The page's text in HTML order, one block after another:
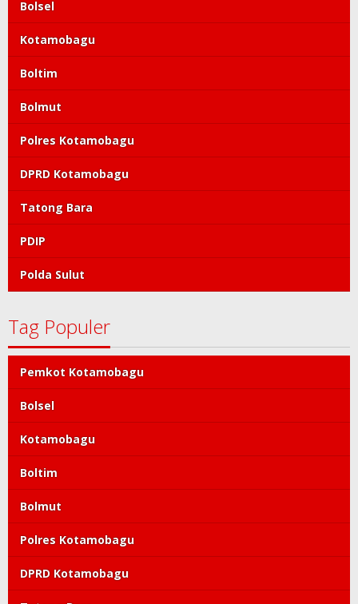
Bolsel
Kotamobagu
Boltim
Bolmut
Polres Kotamobagu
DPRD Kotamobagu
Tatong Bara
PDIP
Polda Sulut
Tag Populer
Pemkot Kotamobagu
Bolsel
Kotamobagu
Boltim
Bolmut
Polres Kotamobagu
DPRD Kotamobagu